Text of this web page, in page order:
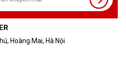
Hoàng Mai, Hà Nội